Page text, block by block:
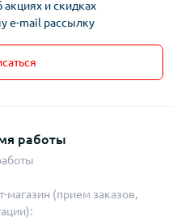
и скидках
e-mail рассылку
работы
магазин (прием заказов,